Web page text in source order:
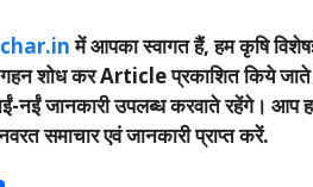
में आपका स्वागत हैं, हम कृषि
गहन शोध कर Article प्रकाशित किये
जानकारी उपलब्ध करवाते रहेंगे। आप
समाचार एवं जानकारी प्राप्त करें.